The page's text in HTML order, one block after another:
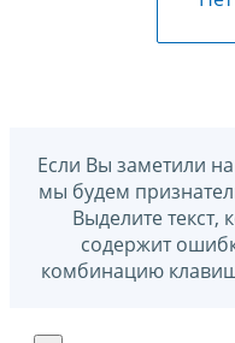
Если Вы заметили
мы будем
Выделите
содержит
комбинацию